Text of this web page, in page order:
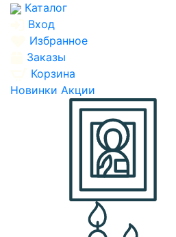
Каталог
Вход
Избранное
Заказы
Корзина
Новинки Акции